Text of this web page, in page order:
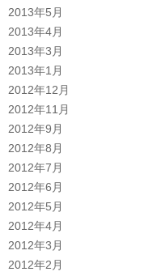
2013年5月
2013年4月
2013年3月
2013年1月
2012年12月
2012年11月
2012年9月
2012年8月
2012年7月
2012年6月
2012年5月
2012年4月
2012年3月
2012年2月